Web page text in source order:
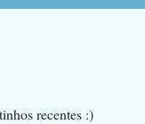
recentes :)